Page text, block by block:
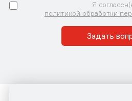
Я
политикой обработки
Задать